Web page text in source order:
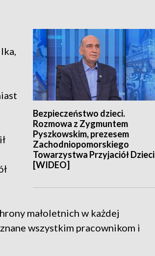
Bezpieczeństwo dzieci.
Rozmowa z Zygmuntem
Pyszkowskim, prezesem
Zachodniopomorskiego
Towarzystwa Przyjaciół Dzieci
[WIDEO]
małoletnich w każdej
wszystkim pracownikom i